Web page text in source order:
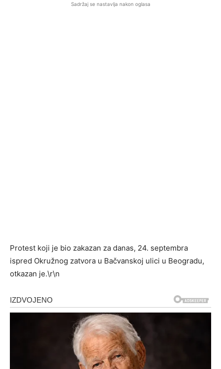
Sadržaj se nastavlja nakon oglasa
Protest koji je bio zakazan za danas, 24. septembra
ispred Okružnog zatvora u Bačvanskoj ulici u Beogradu,
otkazan je.\r\n